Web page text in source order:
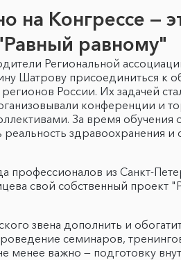
Конгрессе —
равному"
Региональной
Шатрову присоединиться к
России. Их задачей
конференции и
За время
здравоохранения
из Санкт-
свой собственный проект
звена дополнить и
семинаров,
менее важно — подготовку